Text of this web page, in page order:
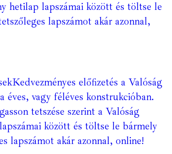
hetilap lapszámai között és töltse le
lapszámot akár azonnal,
Kedvezményes előfizetés a Valóság
éves, vagy féléves konstrukcióban.
tetszése szerint a Valóság
között és töltse le bármely
lapszámot akár azonnal, online!